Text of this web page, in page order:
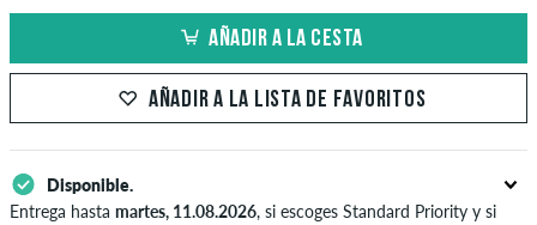
AÑADIR A LA CESTA
AÑADIR A LA LISTA DE FAVORITOS
Disponible.
Entrega hasta martes, 11.08.2026, si escoges Standard Priority y si